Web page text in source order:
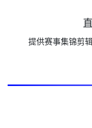
提供赛事集锦剪